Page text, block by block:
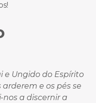
e Ungido do Espírito
e os pés se
a discernir a